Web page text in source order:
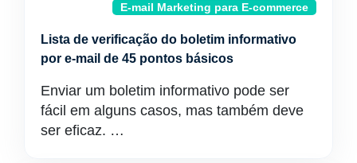
E-mail Marketing para E-commerce
Lista de verificação do boletim informativo
por e-mail de 45 pontos básicos
Enviar um boletim informativo pode ser
fácil em alguns casos, mas também deve
ser eficaz. …